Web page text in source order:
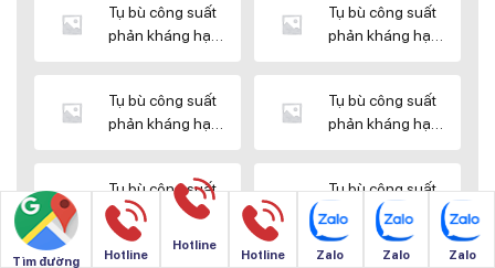
Tụ bù công suất
phản kháng hạ
Tụ bù công suất
phản kháng hạ
Tụ bù công suất
phản kháng hạ
Tụ bù công suất
phản kháng hạ
Tụ bù công suất
phản kháng hạ
thế SHIZUKI
Tụ bù công suất
phản kháng hạ
thế SINO
Tìm đường Hotline
Hotline
Hotline Zalo Zalo Zalo